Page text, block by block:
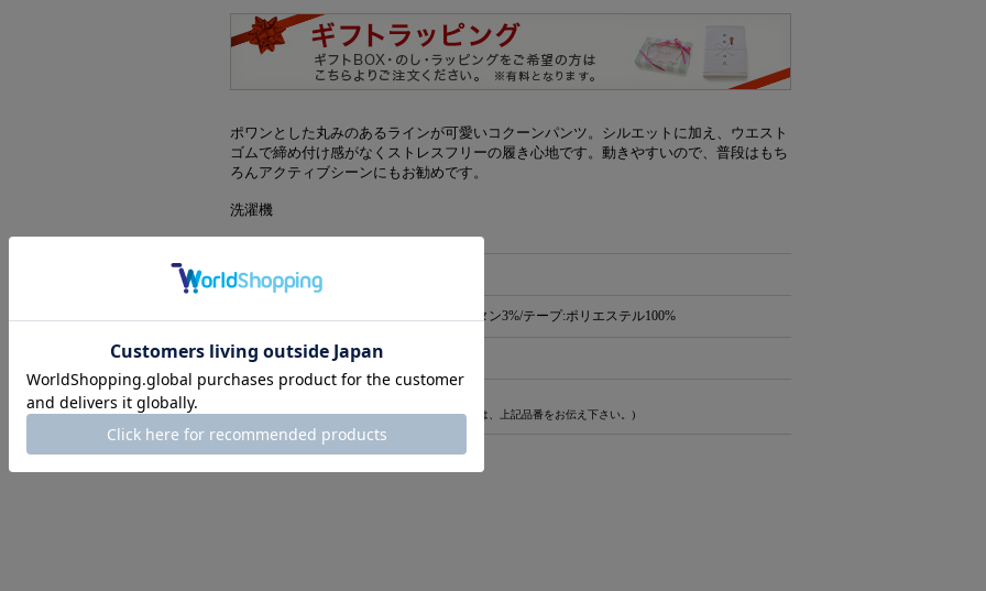
ポワンとした丸みのあるラインが可愛いコクーンパンツ。シルエットに加え、ウエスト
ゴムで締め付け感がなくストレスフリーの履き心地です。動きやすいので、普段はもち
ろんアクティブシーンにもお勧めです。
洗濯機
カテゴリ
本体:綿97%、ポリウレタン3%/テープ:ポリエステル100%
原産国 中国製
(店舗でお問い合わせの際には、上記品番をお伝え下さい。)
返品について